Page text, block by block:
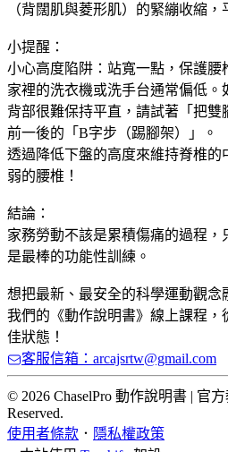
（背闊肌與菱形肌）的緊繃收縮，
​小提醒：
小心高度陷阱：站寬一點，保護腰
家裡的洗衣機或洗手台通常偏低。
背部很難保持平直，請試著「把
前一後的「B字步（踢腳架）」。
透過降低下盤的高度來維持脊椎
弱的腰椎！
​結論：
家務勞動不該是累積傷痛的過程
是最棒的功能性訓練。
想把最新、最安全的科學運動觀念
我們的《動作說明書》線上課程，
佳狀態！
客服信箱：arcajsrtw@gmail.com
© 2026 ChaselPro 動作說明書 | 官
Reserved.
使用者條款 ． 隱私權政策